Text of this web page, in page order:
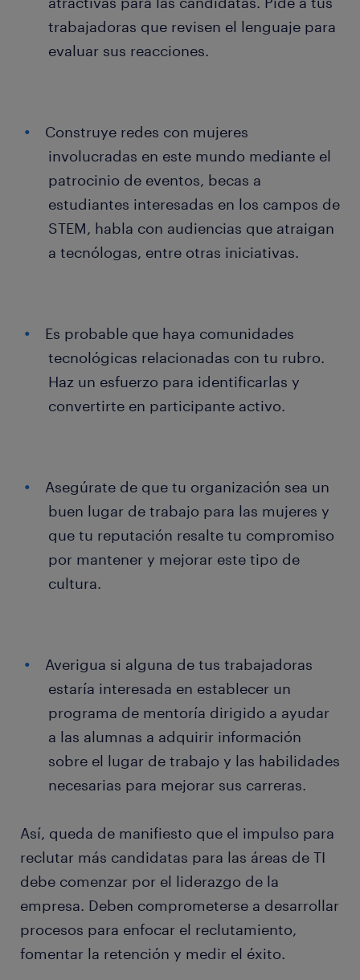
trabajadoras que revisen el lenguaje para
evaluar sus reacciones.
Construye redes con mujeres
involucradas en este mundo mediante el
patrocinio de eventos, becas a
estudiantes interesadas en los campos de
STEM, habla con audiencias que atraigan
a tecnólogas, entre otras iniciativas.
Es probable que haya comunidades
tecnológicas relacionadas con tu rubro.
Haz un esfuerzo para identificarlas y
convertirte en participante activo.
Asegúrate de que tu organización sea un
buen lugar de trabajo para las mujeres y
que tu reputación resalte tu compromiso
por mantener y mejorar este tipo de
cultura.
Averigua si alguna de tus trabajadoras
estaría interesada en establecer un
programa de mentoría dirigido a ayudar
a las alumnas a adquirir información
sobre el lugar de trabajo y las habilidades
necesarias para mejorar sus carreras.
Así, queda de manifiesto que el impulso para
reclutar más candidatas para las áreas de TI
debe comenzar por el liderazgo de la
empresa. Deben comprometerse a desarrollar
procesos para enfocar el reclutamiento,
fomentar la retención y medir el éxito.